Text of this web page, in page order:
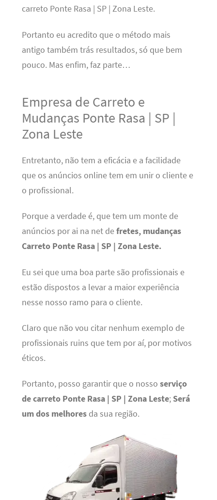
carreto Ponte Rasa | SP | Zona Leste.
Portanto eu acredito que o método mais
antigo também trás resultados, só que bem
pouco. Mas enfim, faz parte…
Empresa de Carreto e
Mudanças Ponte Rasa | SP |
Zona Leste
Entretanto, não tem a eficácia e a facilidade
que os anúncios online tem em unir o cliente e
o profissional.
Porque a verdade é, que tem um monte de
anúncios por ai na net defretes, mudanças
Carreto Ponte Rasa | SP | Zona Leste.
Eu sei que uma boa parte são profissionais e
estão dispostos a levar a maior experiência
nesse nosso ramo para o cliente.
Claro que não vou citar nenhum exemplo de
profissionais ruins que tem por aí, por motivos
éticos.
Portanto, posso garantir que o nosso serviço
de carreto Ponte Rasa | SP | Zona Leste; Será
um dos melhoresda sua região.